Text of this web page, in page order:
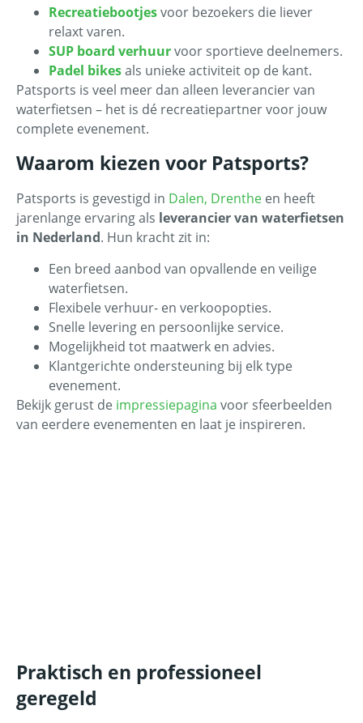
Recreatiebootjesvoor bezoekers die liever
relaxt varen.
SUP board verhuurvoor sportieve deelnemers.
Padel bikesals unieke activiteit op de kant.
Patsports is veel meer dan alleen leverancier van
waterfietsen – het is dé recreatiepartner voor jouw
complete evenement.
Waarom kiezen voor Patsports?
Patsports is gevestigd in Dalen, Drenthe en heeft
jarenlange ervaring als leverancier van waterfietsen
in Nederland. Hun kracht zit in:
Een breed aanbod van opvallende en veilige
waterfietsen.
Flexibele verhuur- en verkoopopties.
Snelle levering en persoonlijke service.
Mogelijkheid tot maatwerk en advies.
Klantgerichte ondersteuning bij elk type
evenement.
Bekijk gerust de impressiepagina voor sfeerbeelden
van eerdere evenementen en laat je inspireren.
Praktisch en professioneel
geregeld